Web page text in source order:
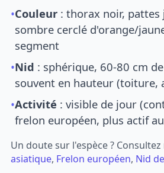
•Couleur : thorax noir, pattes
sombre cerclé d'orange/
segment
•Nid : sphérique, 60-80 cm
souvent en hauteur (toiture,
•Activité : visible de jour
frelon européen, plus actif
Un doute sur l'espèce ?
asiatique, Frelon européen, Nid